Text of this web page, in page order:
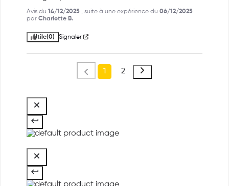
Avis du 14/12/2025 , suite à une expérience du 06/12/2025
par Charlotte B.
Utile(0) Signaler
1 2